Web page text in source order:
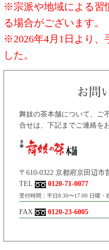
※宗派や地域による習
る場合がございます。
※2026年4月1日より、
した。
舞妓の茶本舗について、ご
合せは、下記までご連絡を
〒610-0322 京都府京田辺市
TEL
0120-71-0077
受付時間：平日8:30〜17:00 日曜・
FAX 0120-23-6005